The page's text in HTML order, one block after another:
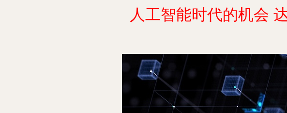
人工智能时代的机会